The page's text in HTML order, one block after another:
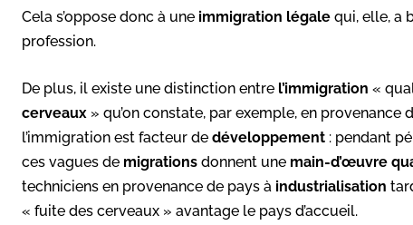
Cela s’oppose donc à une immigration légale qui, elle, a
profession.
De plus, il existe une distinction entre l’immigration «
cerveaux » qu’on constate, par exemple, en provenance
l’immigration est facteur de développement : pendant
ces vagues de migrations donnent une main-d’œuvre
techniciens en provenance de pays à industrialisation
« fuite des cerveaux » avantage le pays d’accueil.